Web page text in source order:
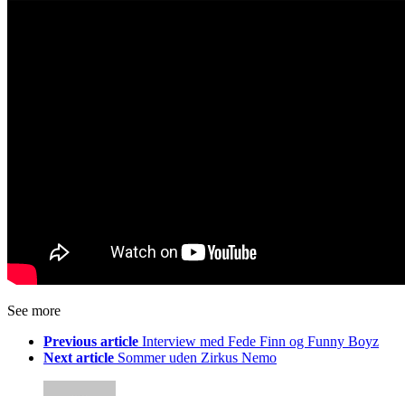
See more
Previous article Interview med Fede Finn og Funny Boyz
Next article Sommer uden Zirkus Nemo